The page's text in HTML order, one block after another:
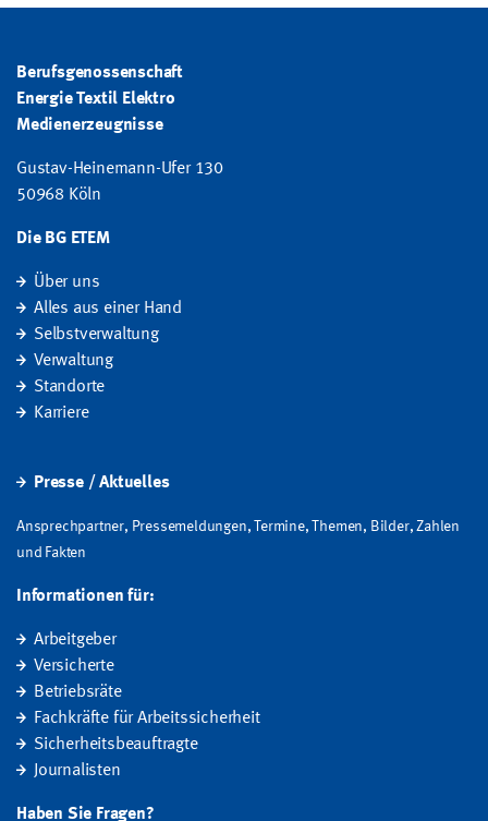
Berufsgenossenschaft
Energie Textil Elektro
Medienerzeugnisse
Gustav-Heinemann-Ufer 130
50968 Köln
Die BG ETEM
Über uns
Alles aus einer Hand
Selbstverwaltung
Verwaltung
Standorte
Karriere
Presse / Aktuelles
Ansprechpartner, Pressemeldungen, Termine, Themen, Bilder, Zahlen
und Fakten
Informationen für:
Arbeitgeber
Versicherte
Betriebsräte
Fachkräfte für Arbeitssicherheit
Sicherheitsbeauftragte
Journalisten
Haben Sie Fragen?